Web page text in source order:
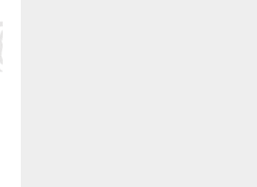
峰团养殖有限公司（蔡义仁）捐赠5000元: